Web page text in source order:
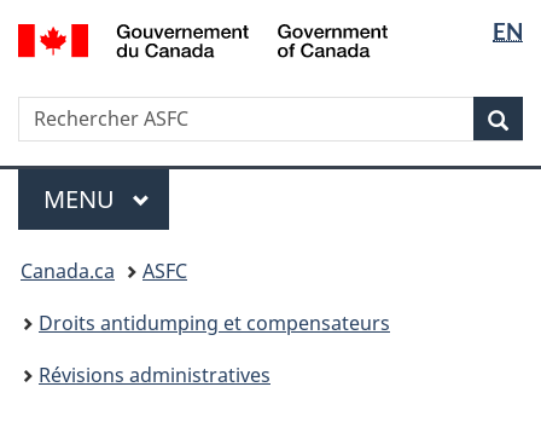
Passer
au
Passer
à
HTML
simplifiée
la
langue
EN
Recherche
Rechercher
ASFC
Menu
MENU PRINCIPAL
êtes
ici
Canada.ca
ASFC
Droits antidumping et compensateurs
Révisions administratives